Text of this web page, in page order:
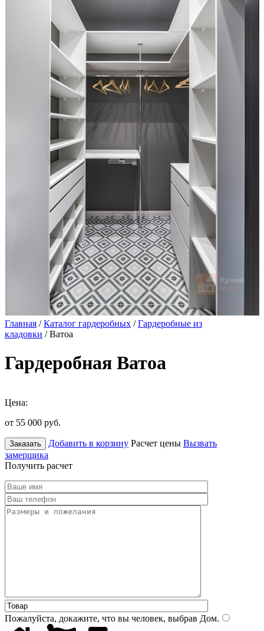
Главная /Каталог гардеробных /Гардеробные из
кладовки / Ватоа
Гардеробная Ватоа
Цена:
от 55 000 руб.
Заказать Добавить в корзину Расчет цены Вызвать
замерщика
Получить расчет
Пожалуйста, докажите, что вы человек, выбрав Дом.